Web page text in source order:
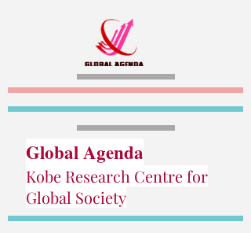
Global Agenda
Kobe Research Centre for
Global Society